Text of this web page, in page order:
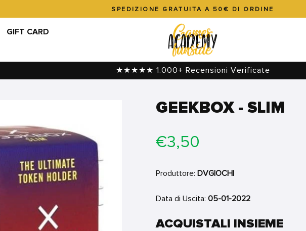
in
pausa
SPEDIZIONE GRATUITA A 50€ DI ORDINE
GIFT CARD
★★★★★ 1.000+ Recensioni Verificate
GEEKBOX - SLIM
Prezzo
di
€3,50
Produttore: DVGIOCHI
Data di Uscita:05-01-2022
ACQUISTALI INSIEME